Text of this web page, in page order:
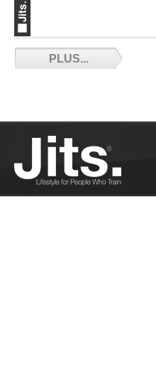
Gabriel vs the World - 02/
Il a traduit le film Jiu-Jitsu vs
L’homosexualité : un
02/16/2016
Pank partage sa réflexion
PLUS...